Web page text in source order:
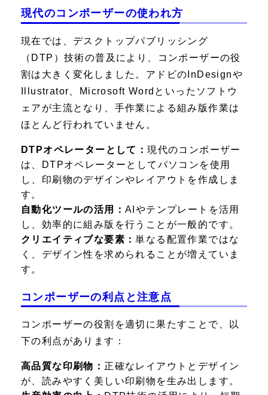
現代のコンポーザーの使われ方
現在では、デスクトップパブリッシング
（DTP）技術の普及により、コンポーザーの役
割は大きく変化しました。アドビのInDesignや
Illustrator、Microsoft Wordといったソフトウ
ェアが主流となり、手作業による組み版作業は
ほとんど行われていません。
DTPオペレーターとして：現代のコンポーザー
は、DTPオペレーターとしてパソコンを使用
し、印刷物のデザインやレイアウトを作成しま
す。
自動化ツールの活用： AIやテンプレートを活用
し、効率的に組み版を行うことが一般的です。
クリエイティブな要素：単なる配置作業ではな
く、デザイン性を求められることが増えていま
す。
コンポーザーの利点と注意点
コンポーザーの役割を適切に果たすことで、以
下の利点があります：
高品質な印刷物： 正確なレイアウトとデザイン
が、読みやすく美しい印刷物を生み出します。